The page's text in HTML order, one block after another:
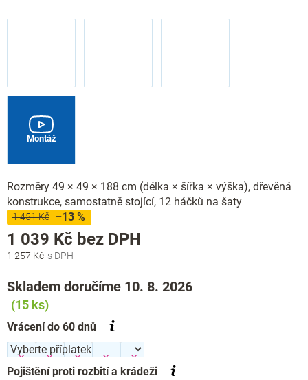
Montáž
Rozměry 49 × 49 × 188 cm (délka × šířka × výška), dřevěná
konstrukce, samostatně stojící, 12 háčků na šaty
1 451 Kč –13 %
1 257 Kč
1 039 Kč bez DPH
Skladem doručíme 10. 8. 2026
(15 ks)
Vrácení do 60 dnů
Pojištění proti rozbití a krádeži